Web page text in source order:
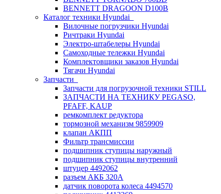
BENNETT DRAGOON D100B
Каталог техники Hyundai
Вилочные погрузчики Hyundai
Ричтраки Hyundai
Электро-штабелеры Hyundai
Самоходные тележки Hyundai
Комплектовщики заказов Hyundai
Тягачи Hyundai
Запчасти
Запчасти для погрузочной техники STILL
ЗАПЧАСТИ НА ТЕХНИКУ PEGASO,
PFAFF, KAUP
ремкомплект редуктора
тормозной механизм 9859909
клапан АКПП
Фильтр трансмиссии
подшипник ступицы наружный
подшипник ступицы внутренний
штуцер 4492062
разъем АКБ 320А
датчик поворота колеса 4494570